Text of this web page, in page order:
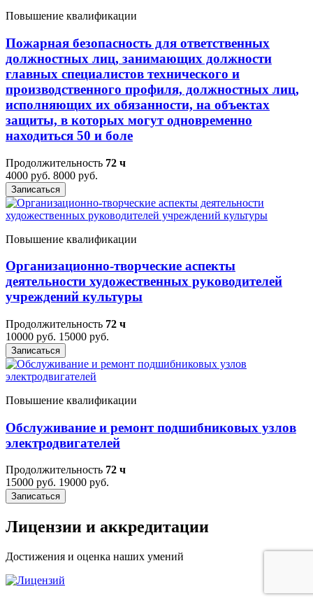
Повышение квалификации
Пожарная безопасность для ответственных
должностных лиц, занимающих должности
главных специалистов технического и
производственного профиля, должностных лиц,
исполняющих их обязанности, на объектах
защиты, в которых могут одновременно
находиться 50 и боле
Продолжительность 72 ч
4000 руб. 8000 руб.
Записаться
Повышение квалификации
Организационно-творческие аспекты
деятельности художественных руководителей
учреждений культуры
Продолжительность 72 ч
10000 руб. 15000 руб.
Записаться
Повышение квалификации
Обслуживание и ремонт подшибниковых узлов
электродвигателей
Продолжительность 72 ч
15000 руб. 19000 руб.
Записаться
Лицензии и аккредитации
Достижения и оценка наших умений